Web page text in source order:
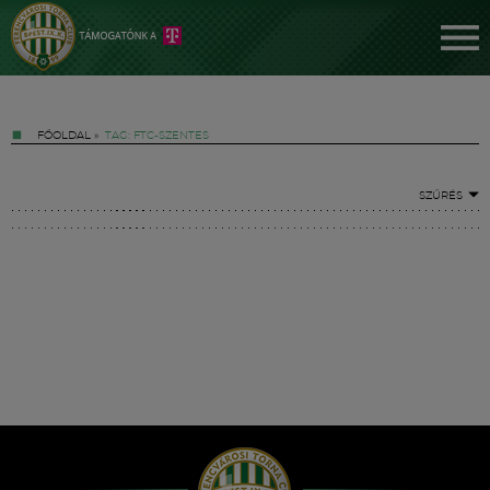
FŐOLDAL » TAG: FTC-SZENTES
SZŰRÉS
Hírek